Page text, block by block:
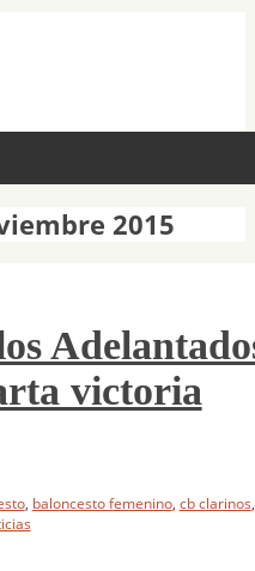
2015
victoria
, baloncesto femenino, cb clarinos,